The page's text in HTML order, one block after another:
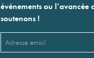
événements ou l’avancée
soutenons !
Email
(Nécessaire)